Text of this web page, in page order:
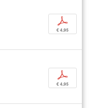
p
€ 4,95
p
€ 4,95